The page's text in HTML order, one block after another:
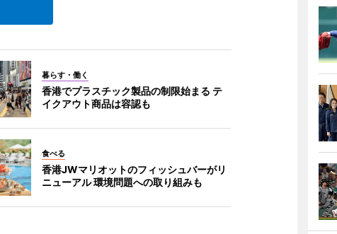
暮らす・働く
香港でプラスチック製品の制限始まる テ
イクアウト商品は容認も
食べる
香港JWマリオットのフィッシュバーがリ
ニューアル 環境問題への取り組みも